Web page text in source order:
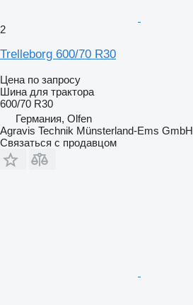
2
Trelleborg 600/70 R30
Цена по запросу
Шина для трактора
600/70 R30
Германия, Olfen
Agravis Technik Münsterland-Ems GmbH
Связаться с продавцом